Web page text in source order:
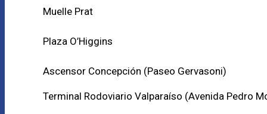
Muelle Prat
Plaza O’Higgins
Ascensor Concepción (Paseo Gervasoni)
Terminal Rodoviario Valparaíso (Avenida Pedro